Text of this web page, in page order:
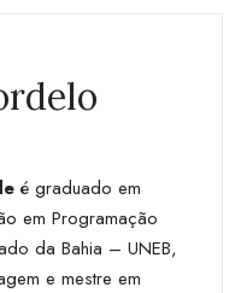
é graduado em
em Programação
da Bahia – UNEB,
e mestre em